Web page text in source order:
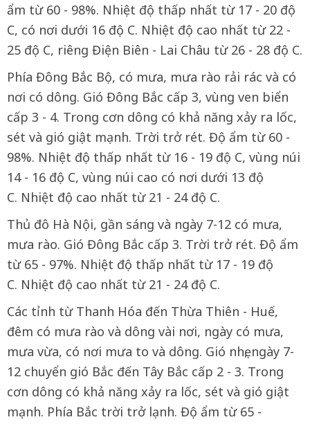
ẩm từ 60 - 98%. Nhiệt độ thấp nhất từ 17 - 20 độ
C, có nơi dưới 16 độ C. Nhiệt độ cao nhất từ 22 -
25 độ C, riêng Điện Biên - Lai Châu từ 26 - 28 độ C.
Phía Đông Bắc Bộ, có mưa, mưa rào rải rác và có
nơi có dông. Gió Đông Bắc cấp 3, vùng ven biển
cấp 3 - 4. Trong cơn dông có khả năng xảy ra lốc,
sét và gió giật mạnh. Trời trở rét. Độ ẩm từ 60 -
98%. Nhiệt độ thấp nhất từ 16 - 19 độ C, vùng núi
14 - 16 độ C, vùng núi cao có nơi dưới 13 độ
C. Nhiệt độ cao nhất từ 21 - 24 độ C.
Thủ đô Hà Nội, gần sáng và ngày 7-12 có mưa,
mưa rào. Gió Đông Bắc cấp 3. Trời trở rét. Độ ẩm
từ 65 - 97%. Nhiệt độ thấp nhất từ 17 - 19 độ
C. Nhiệt độ cao nhất từ 21 - 24 độ C.
Các tỉnh từ Thanh Hóa đến Thừa Thiên - Huế,
đêm có mưa rào và dông vài nơi, ngày có mưa,
mưa vừa, có nơi mưa to và dông. Gió nhẹ, ngày 7-
12 chuyển gió Bắc đến Tây Bắc cấp 2 - 3. Trong
cơn dông có khả năng xảy ra lốc, sét và gió giật
mạnh. Phía Bắc trời trở lạnh. Độ ẩm từ 65 -